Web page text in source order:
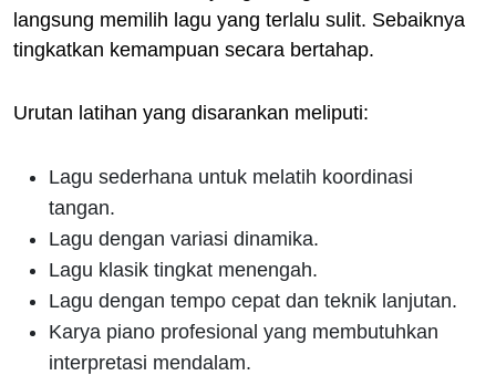
langsung memilih lagu yang terlalu sulit. Sebaiknya
tingkatkan kemampuan secara bertahap.
Urutan latihan yang disarankan meliputi:
Lagu sederhana untuk melatih koordinasi
tangan.
Lagu dengan variasi dinamika.
Lagu klasik tingkat menengah.
Lagu dengan tempo cepat dan teknik lanjutan.
Karya piano profesional yang membutuhkan
interpretasi mendalam.